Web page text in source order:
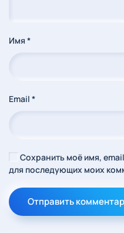
Имя *
Email *
Сохранить моё имя,
для последующих моих
Отправить